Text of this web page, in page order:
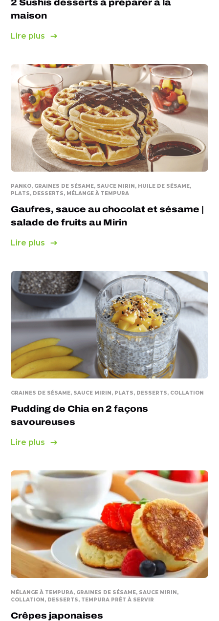
2 Sushis desserts à préparer à la
maison
Lire plus
PANKO, GRAINES DE SÉSAME, SAUCE MIRIN, HUILE DE SÉSAME,
PLATS, DESSERTS, MÉLANGE À TEMPURA
Gaufres, sauce au chocolat et sésame |
salade de fruits au Mirin
Lire plus
GRAINES DE SÉSAME, SAUCE MIRIN, PLATS, DESSERTS, COLLATION
Pudding de Chia en 2 façons
savoureuses
Lire plus
MÉLANGE À TEMPURA, GRAINES DE SÉSAME, SAUCE MIRIN,
COLLATION, DESSERTS, TEMPURA PRÊT À SERVIR
Crêpes japonaises